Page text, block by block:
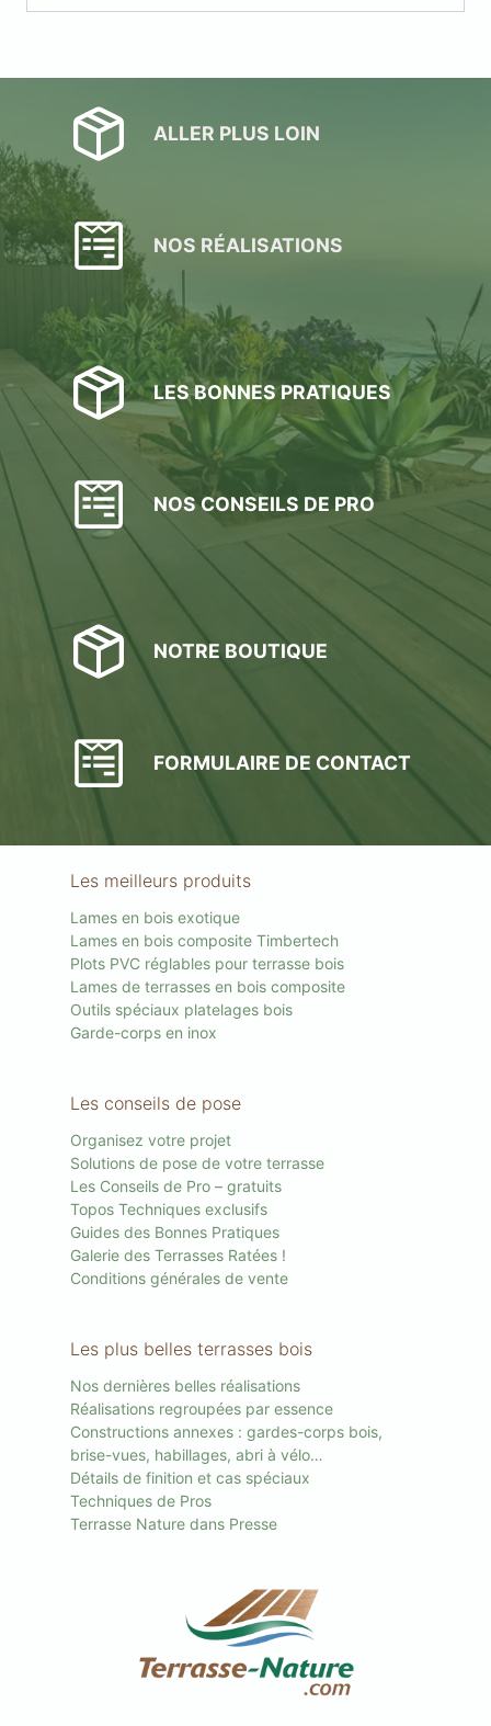
ALLER PLUS LOIN
NOS RÉALISATIONS
LES BONNES PRATIQUES
NOS CONSEILS DE PRO
NOTRE BOUTIQUE
FORMULAIRE DE CONTACT
Les meilleurs produits
Lames en bois exotique
Lames en bois composite Timbertech
Plots PVC réglables pour terrasse bois
Lames de terrasses en bois composite
Outils spéciaux platelages bois
Garde-corps en inox
Les conseils de pose
Organisez votre projet
Solutions de pose de votre terrasse
Les Conseils de Pro – gratuits
Topos Techniques exclusifs
Guides des Bonnes Pratiques
Galerie des Terrasses Ratées !
Conditions générales de vente
Les plus belles terrasses bois
Nos dernières belles réalisations
Réalisations regroupées par essence
Constructions annexes : gardes-corps bois,
brise-vues, habillages, abri à vélo…
Détails de finition et cas spéciaux
Techniques de Pros
Terrasse Nature dans Presse